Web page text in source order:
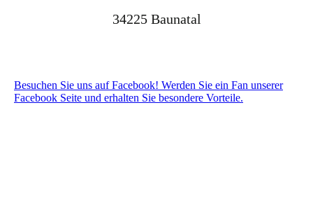
34225 Baunatal
Besuchen Sie uns auf Facebook! Werden Sie ein Fan unserer
Facebook Seite und erhalten Sie besondere Vorteile.